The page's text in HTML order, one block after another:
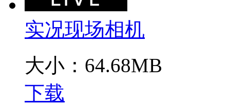
实况现场相机
大小：64.68MB
下载